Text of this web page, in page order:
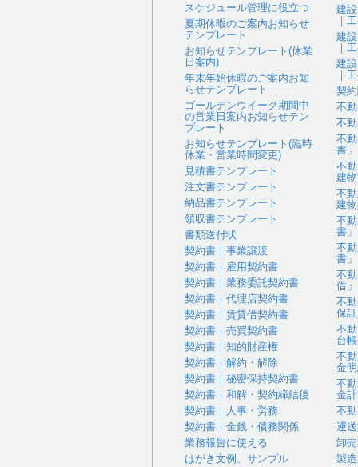
スケジュール管理に役立つ
夏期休暇のご案内お知らせ
テンプレート
お知らせテンプレート(休業
日案内)
年末年始休暇のご案内お知
らせテンプレート
ゴールデンウイーク期間中
の営業日案内お知らせテン
プレート
お知らせテンプレート(臨時
休業・営業時間変更)
見積書テンプレート
注文書テンプレート
納品書テンプレート
領収書テンプレート
書類送付状
契約書｜事業譲渡
契約書｜雇用契約書
契約書｜業務委託契約書
契約書｜代理店契約書
契約書｜賃貸借契約書
契約書｜売買契約書
契約書｜知的財産権
契約書｜解約・解除
契約書｜秘密保持契約書
契約書｜和解・契約締結後
契約書｜人事・労務
契約書｜金銭・債務関係
業務報告に使える
はがき文例、サンプル
建
｜
建
｜
建
｜
契
不
不
不
書」
不
建
不
建
不
書」
不
書」
不
借」
不
保
不
台
不
金
不
金
不
運
卸
製